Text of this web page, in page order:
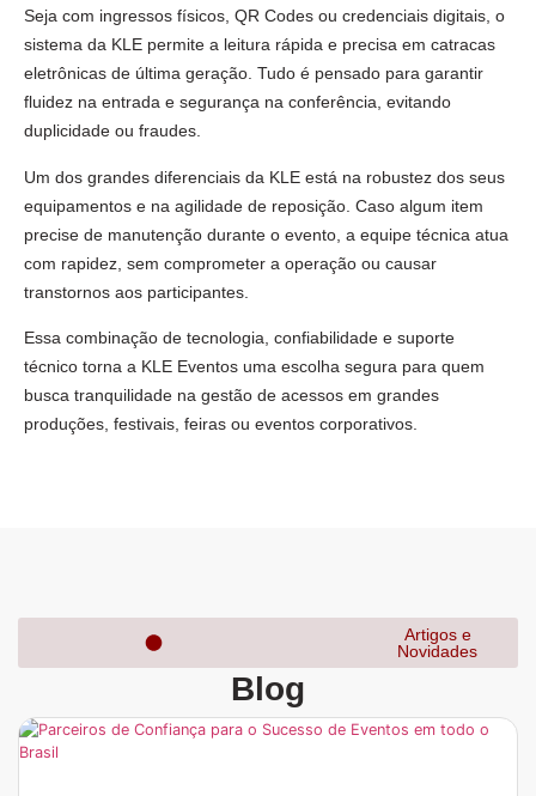
Seja com ingressos físicos, QR Codes ou credenciais digitais, o
sistema da KLE permite a leitura rápida e precisa em catracas
eletrônicas de última geração. Tudo é pensado para garantir
fluidez na entrada e segurança na conferência, evitando
duplicidade ou fraudes.
Um dos grandes diferenciais da KLE está na robustez dos seus
equipamentos e na agilidade de reposição. Caso algum item
precise de manutenção durante o evento, a equipe técnica atua
com rapidez, sem comprometer a operação ou causar
transtornos aos participantes.
Essa combinação de tecnologia, confiabilidade e suporte
técnico torna a KLE Eventos uma escolha segura para quem
busca tranquilidade na gestão de acessos em grandes
produções, festivais, feiras ou eventos corporativos.
Artigos e
Novidades
Blog